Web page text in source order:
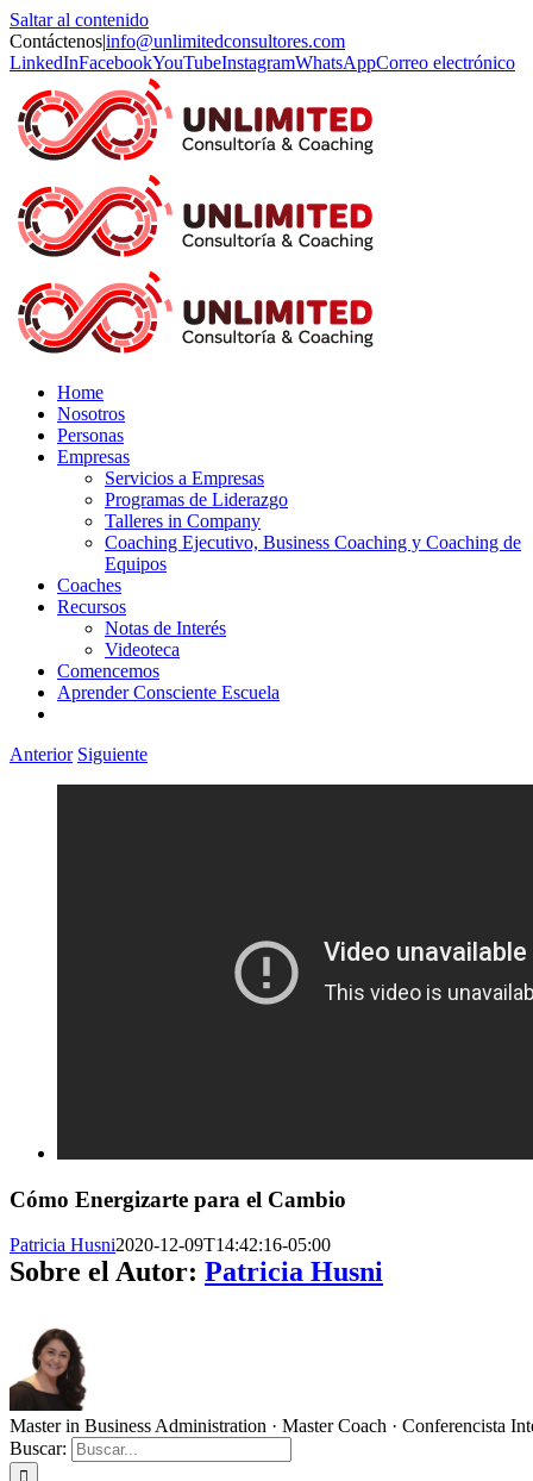
Saltar al contenido
Contáctenos|info@unlimitedconsultores.com
LinkedInFacebookYouTubeInstagramWhatsAppCorreo electrónico
Home
Nosotros
Personas
Empresas
Servicios a Empresas
Programas de Liderazgo
Talleres in Company
Coaching Ejecutivo, Business Coaching y Coaching de
Equipos
Coaches
Recursos
Notas de Interés
Videoteca
Comencemos
Aprender Consciente Escuela
Anterior Siguiente
Cómo Energizarte para el Cambio
Patricia Husni2020-12-09T14:42:16-05:00
Sobre el Autor: Patricia Husni
Master in Business Administration · Master Coach · Conferencista
Buscar: